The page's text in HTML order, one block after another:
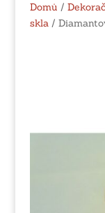
Domů /
skla/